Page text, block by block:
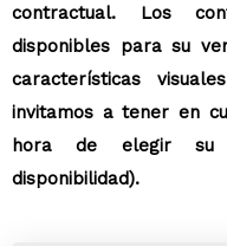
contractual. Los
disponibles para su
características
invitamos a tener en
hora de elegir su
disponibilidad).